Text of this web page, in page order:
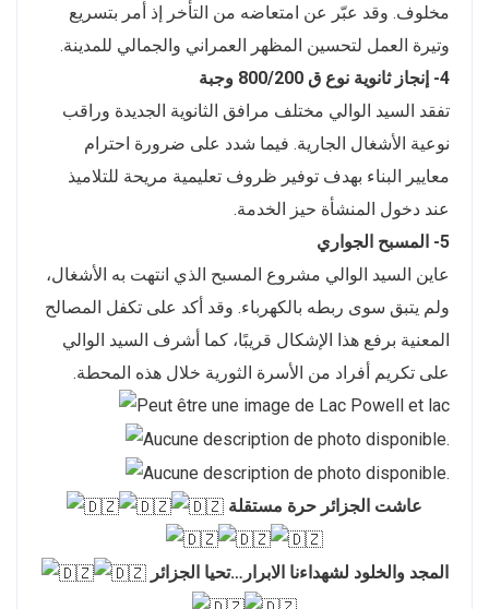
مخلوف. وقد عبّر عن امتعاضه من التأخر إذ أمر بتسريع
وتيرة العمل لتحسين المظهر العمراني والجمالي للمدينة.
4- إنجاز ثانوية نوع ق 800/200 وجبة
تفقد السيد الوالي مختلف مرافق الثانوية الجديدة وراقب
نوعية الأشغال الجارية. فيما شدد على ضرورة احترام
معايير البناء بهدف توفير ظروف تعليمية مريحة للتلاميذ
عند دخول المنشأة حيز الخدمة.
5- المسبح الجواري
عاين السيد الوالي مشروع المسبح الذي انتهت به الأشغال،
ولم يتبق سوى ربطه بالكهرباء. وقد أكد على تكفل المصالح
المعنية برفع هذا الإشكال قريبًا، كما أشرف السيد الوالي
على تكريم أفراد من الأسرة الثورية خلال هذه المحطة.
عاشت الجزائر حرة مستقلة
المجد والخلود لشهداءنا الابرار…تحيا الجزائر